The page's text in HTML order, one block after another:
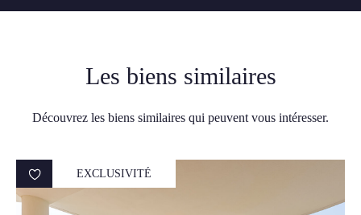
Les biens similaires
Découvrez les biens similaires qui peuvent vous intéresser.
EXCLUSIVITÉ